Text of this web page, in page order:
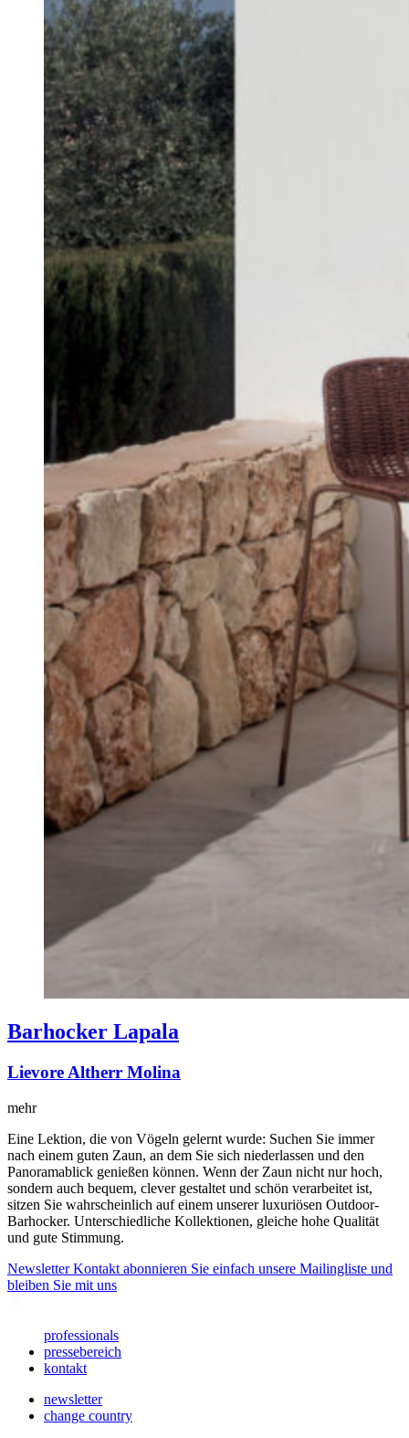
Barhocker Lapala
Lievore Altherr Molina
mehr
Eine Lektion, die von Vögeln gelernt wurde: Suchen Sie immer
nach einem guten Zaun, an dem Sie sich niederlassen und den
Panoramablick genießen können. Wenn der Zaun nicht nur hoch,
sondern auch bequem, clever gestaltet und schön verarbeitet ist,
sitzen Sie wahrscheinlich auf einem unserer luxuriösen Outdoor-
Barhocker. Unterschiedliche Kollektionen, gleiche hohe Qualität
und gute Stimmung.
Newsletter Kontakt abonnieren Sie einfach unsere Mailingliste und
bleiben Sie mit uns
professionals
pressebereich
kontakt
newsletter
change country